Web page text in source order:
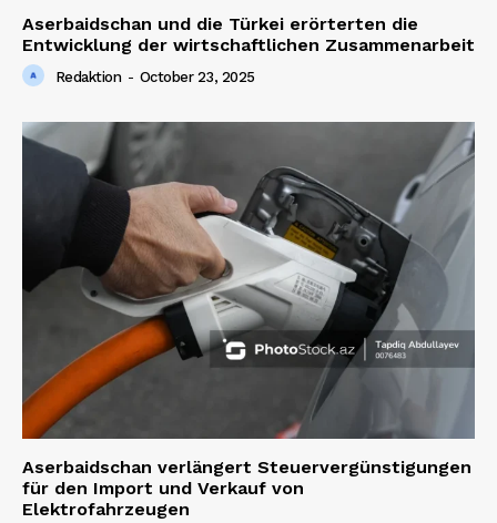
Aserbaidschan und die Türkei erörterten die
Entwicklung der wirtschaftlichen Zusammenarbeit
Redaktion - October 23, 2025
Aserbaidschan verlängert Steuervergünstigungen
für den Import und Verkauf von
Elektrofahrzeugen